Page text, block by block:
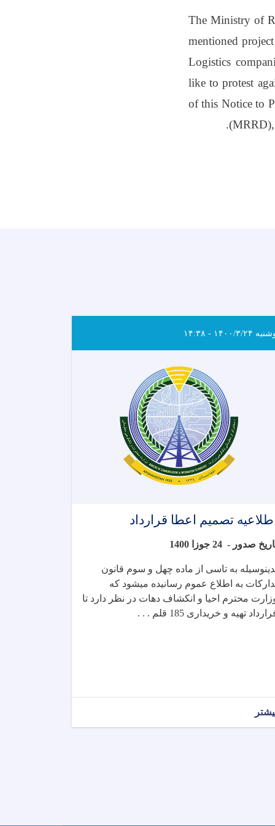
The Ministry of
mentioned
Logistics
like to protest
of this Notice to
(MRRD),
۱۴۰۰/۳/۲۴ - ۱۴:۳۸
اطلاعیه تصمیم اعطا قرارداد
صدور - 24 جوزا 1400
به تاسی از ماده چهل و سوم قانون
به اطلاع عموم رسانیده میشود که
محترم احیا و انکشاف دهات در نظر دارد تا
تهیه و خریداری 185 قلم . . .